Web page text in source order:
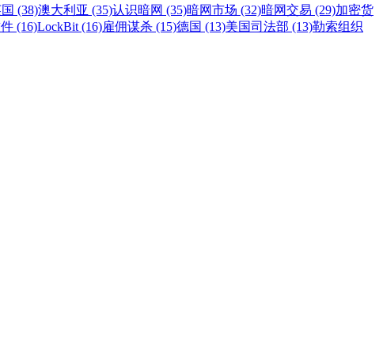
(38)澳大利亚 (35)认识暗网 (35)暗网市场 (32)暗网交易 (29)加密货
(16)LockBit (16)雇佣谋杀 (15)德国 (13)美国司法部 (13)勒索组织